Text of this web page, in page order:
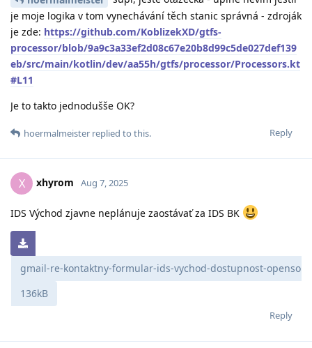
je moje logika v tom vynechávání těch stanic správná - zdroják
je zde: https://github.com/KoblizekXD/gtfs-
processor/blob/9a9c3a33ef2d08c67e20b8d99c5de027def139
eb/src/main/kotlin/dev/aa55h/gtfs/processor/Processors.kt
#L11
Je to takto jednodušše OK?
Reply
hoermalmeister replied to this.
X xhyrom Aug 7, 2025
IDS Východ zjavne neplánuje zaostávať za IDS BK
gmail-re-kontaktny-formular-ids-vychod-dostupnost-
136kB
Reply